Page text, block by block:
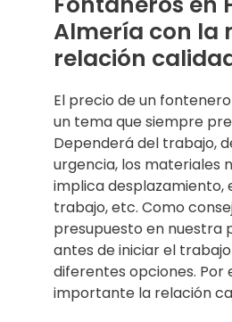
Almería con la
relación
El precio de un
un tema que siempre
Dependerá del trabajo,
urgencia, los materiales
implica desplazamiento,
trabajo, etc. Como
presupuesto en nuestra
antes de iniciar el
diferentes opciones. Por
importante la relación